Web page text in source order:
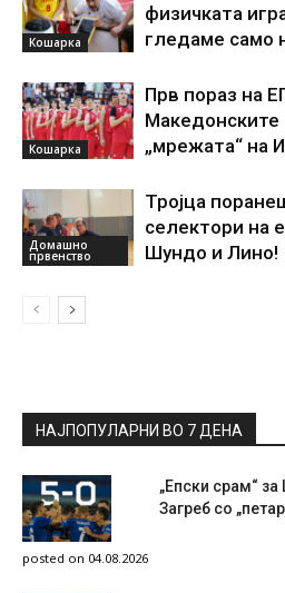
Кошарка
физичката
гледаме само
Кошарка
Прв пораз на
Македонските
„мрежата“ на
Домашно
првенство
Тројца
селектори на
Шундо и Лино!
НАЈПОПУЛАРНИ ВО 7 ДЕНА
„Епски срам“
Загреб со
posted on 04.08.2026